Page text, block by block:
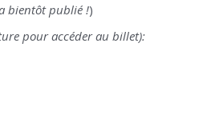
bientôt publié !)
pour accéder au billet):